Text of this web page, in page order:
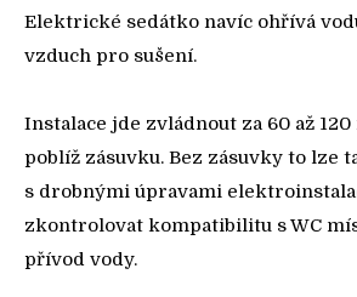
Elektrické sedátko navíc ohřívá
vzduch pro sušení.
Instalace jde zvládnout za 60 až
poblíž zásuvku. Bez zásuvky to lze
s drobnými úpravami
zkontrolovat kompatibilitu s WC
přívod vody.